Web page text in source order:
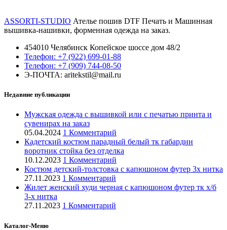
ASSORTI-STUDIO Ателье пошив DTF Печать и Машинная
вышивка-нашивки, форменная одежда на заказ.
454010 Челябинск Копейское шоссе дом 48/2
Телефон: +7 (922) 699-01-88
Телефон: +7 (909) 744-08-50
Э-ПОЧТА: aritekstil@mail.ru
Недавние публикации
Мужская одежда с вышивкой или с печатью принта и
сувенирах на заказ
05.04.2024 1 Комментарий
Кадетский костюм парадный белый тк габардин
воротник стойка без отделка
10.12.2023 1 Комментарий
Костюм детский-толстовка с капюшоном футер 3х нитка
27.11.2023 1 Комментарий
Жилет женский худи черная с капюшоном футер тк х/б
3-х нитка
27.11.2023 1 Комментарий
Каталог-Меню